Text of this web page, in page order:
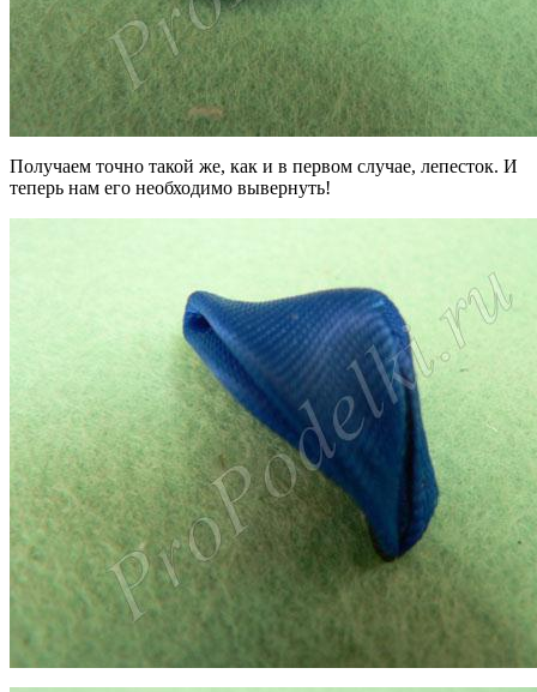
Получаем точно такой же, как и в первом случае, лепесток. И
теперь нам его необходимо вывернуть!